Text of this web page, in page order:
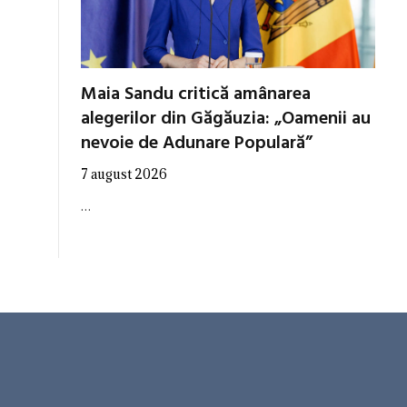
Maia Sandu critică amânarea
alegerilor din Găgăuzia: „Oamenii au
nevoie de Adunare Populară”
7 august 2026
…